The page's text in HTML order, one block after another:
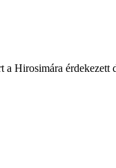
Hirosimára